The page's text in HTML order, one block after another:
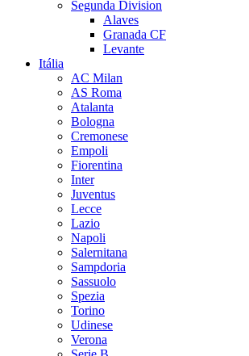
Segunda Division
Alaves
Granada CF
Levante
Itália
AC Milan
AS Roma
Atalanta
Bologna
Cremonese
Empoli
Fiorentina
Inter
Juventus
Lecce
Lazio
Napoli
Salernitana
Sampdoria
Sassuolo
Spezia
Torino
Udinese
Verona